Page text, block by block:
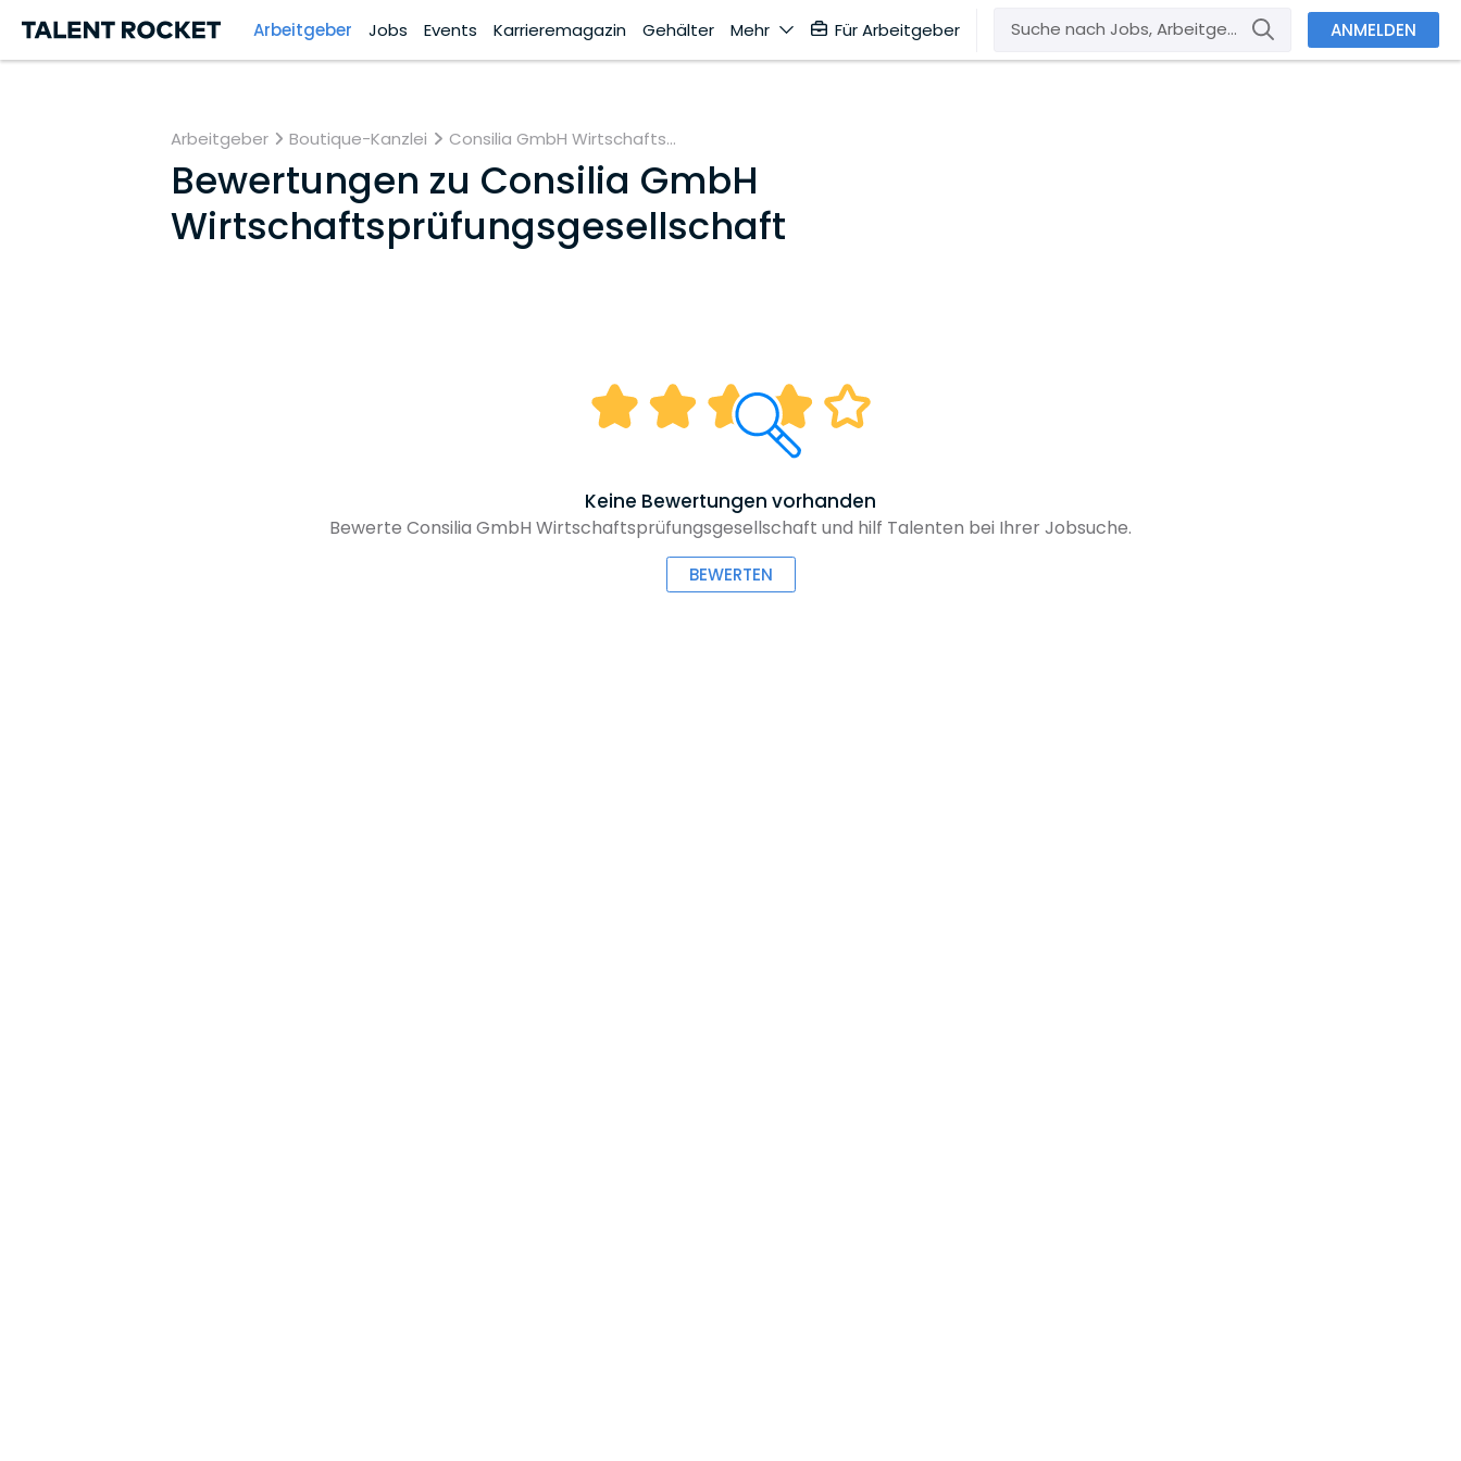
Arbeitgeber Jobs Events Karrieremagazin Gehälter Mehr Für Arbeitgeber ANMELDEN
Arbeitgeber Boutique-Kanzlei Consilia GmbH Wirtschafts...
Bewertungen zu Consilia GmbH
Wirtschaftsprüfungsgesellschaft
Keine Bewertungen vorhanden
Bewerte Consilia GmbH Wirtschaftsprüfungsgesellschaft und hilf Talenten bei Ihrer Jobsuche.
BEWERTEN